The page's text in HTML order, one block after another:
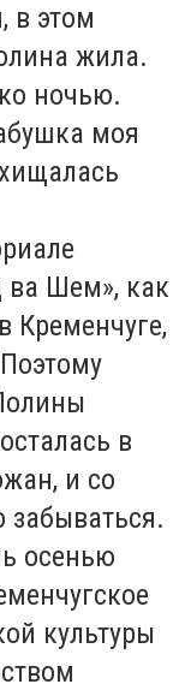
в этом
жила.
ночью.
моя
ва Шем», как
Кременчуге,
в
и со
забываться.
осенью
культуры